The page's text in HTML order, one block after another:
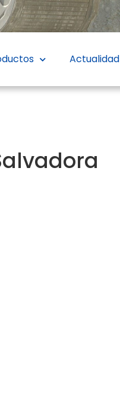
Actualidad